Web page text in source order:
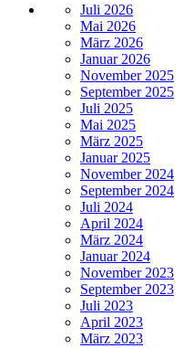
Juli 2026
Mai 2026
März 2026
Januar 2026
November 2025
September 2025
Juli 2025
Mai 2025
März 2025
Januar 2025
November 2024
September 2024
Juli 2024
April 2024
März 2024
Januar 2024
November 2023
September 2023
Juli 2023
April 2023
März 2023